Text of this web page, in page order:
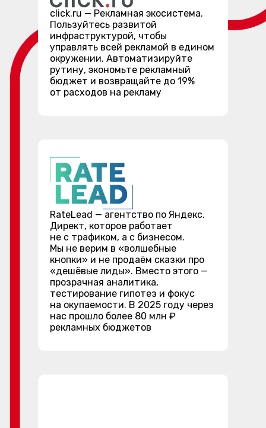
click.ru — Рекламная экосистема.
Пользуйтесь развитой
инфраструктурой, чтобы
управлять всей рекламой в едином
окружении. Автоматизируйте
рутину, экономьте рекламный
бюджет и возвращайте до 19%
от расходов на рекламу
RateLead — агентство по Яндекс.
Директ, которое работает
не с трафиком, а с бизнесом.
Мы не верим в «волшебные
кнопки» и не продаём сказки про
«дешёвые лиды». Вместо этого —
прозрачная аналитика,
тестирование гипотез и фокус
на окупаемости. В 2025 году через
нас прошло более 80 млн ₽
рекламных бюджетов